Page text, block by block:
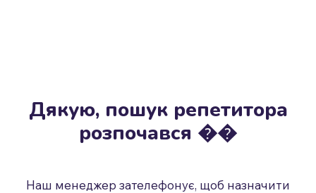
Дякую, пошук репетитора
розпочався ��
Наш менеджер зателефонує, щоб назначити